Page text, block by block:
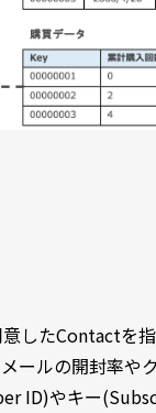
したContactを
ールの開封率や
ID)やキー